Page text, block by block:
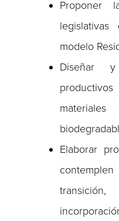
Proponer
modelo
Diseñar
Elaborar